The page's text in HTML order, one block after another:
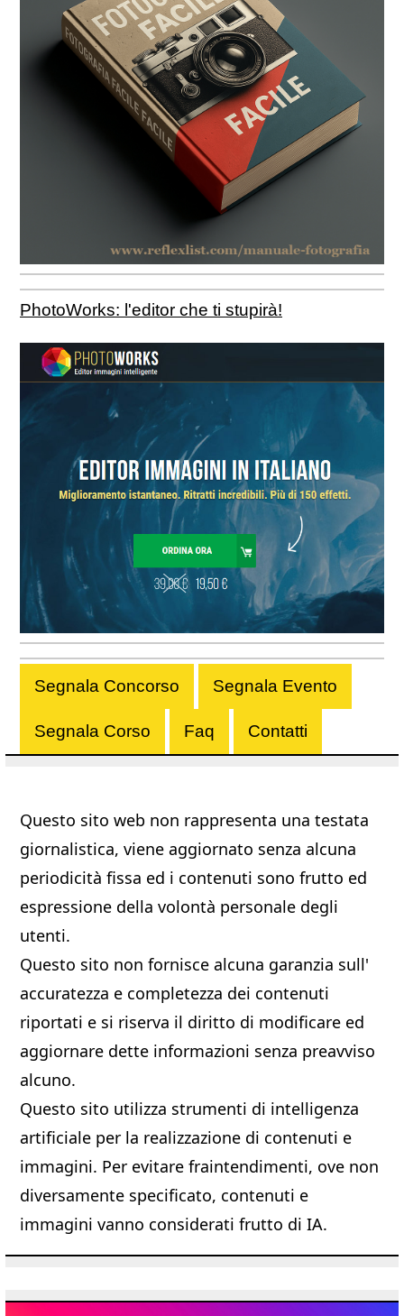
PhotoWorks: l'editor che ti stupirà!
Segnala Concorso Segnala Evento
Segnala Corso Faq Contatti
Questo sito web non rappresenta una testata
giornalistica, viene aggiornato senza alcuna
periodicità fissa ed i contenuti sono frutto ed
espressione della volontà personale degli
utenti.
Questo sito non fornisce alcuna garanzia sull'
accuratezza e completezza dei contenuti
riportati e si riserva il diritto di modificare ed
aggiornare dette informazioni senza preavviso
alcuno.
Questo sito utilizza strumenti di intelligenza
artificiale per la realizzazione di contenuti e
immagini. Per evitare fraintendimenti, ove non
diversamente specificato, contenuti e
immagini vanno considerati frutto di IA.